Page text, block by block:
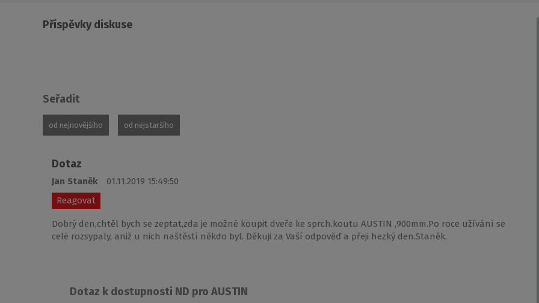
Příspěvky diskuse
Seřadit
od nejnovějšího od nejstaršího
Dotaz
Jan Staněk
01.11.2019 15:49:50
Reagovat
Dobrý den,chtěl bych se zeptat,zda je možné koupit dveře ke sprch.koutu AUSTIN ,900mm.Po roce užívání se
celé rozsypaly, aniž u nich naštěstí někdo byl. Děkuji za Vaší odpověď a přeji hezký den.Staněk.
Dotaz k dostupnosti ND pro AUSTIN